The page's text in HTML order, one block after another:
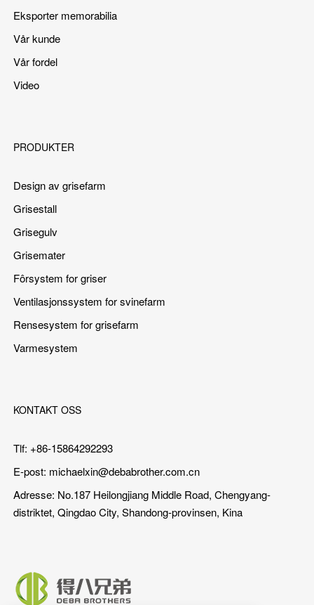
Eksporter memorabilia
Vår kunde
Vår fordel
Video
PRODUKTER
Design av grisefarm
Grisestall
Grisegulv
Grisemater
Fôrsystem for griser
Ventilasjonssystem for svinefarm
Rensesystem for grisefarm
Varmesystem
KONTAKT OSS
Tlf: +86-15864292293
E-post: michaelxin@debabrother.com.cn
Adresse: No.187 Heilongjiang Middle Road, Chengyang-
distriktet, Qingdao City, Shandong-provinsen, Kina